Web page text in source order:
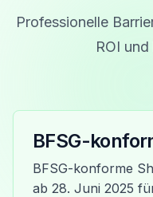
Professionelle
ROI
BFSG-
BFSG-konforme
ab 28. Juni 2025